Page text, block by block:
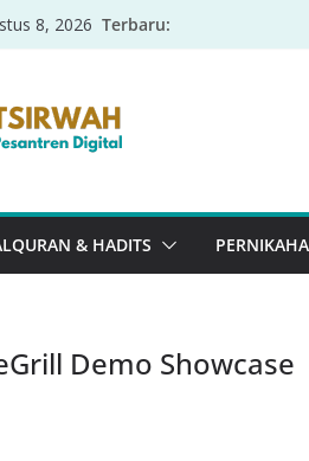
8, 2026 Terbaru:
& HADITS
Demo Showcase